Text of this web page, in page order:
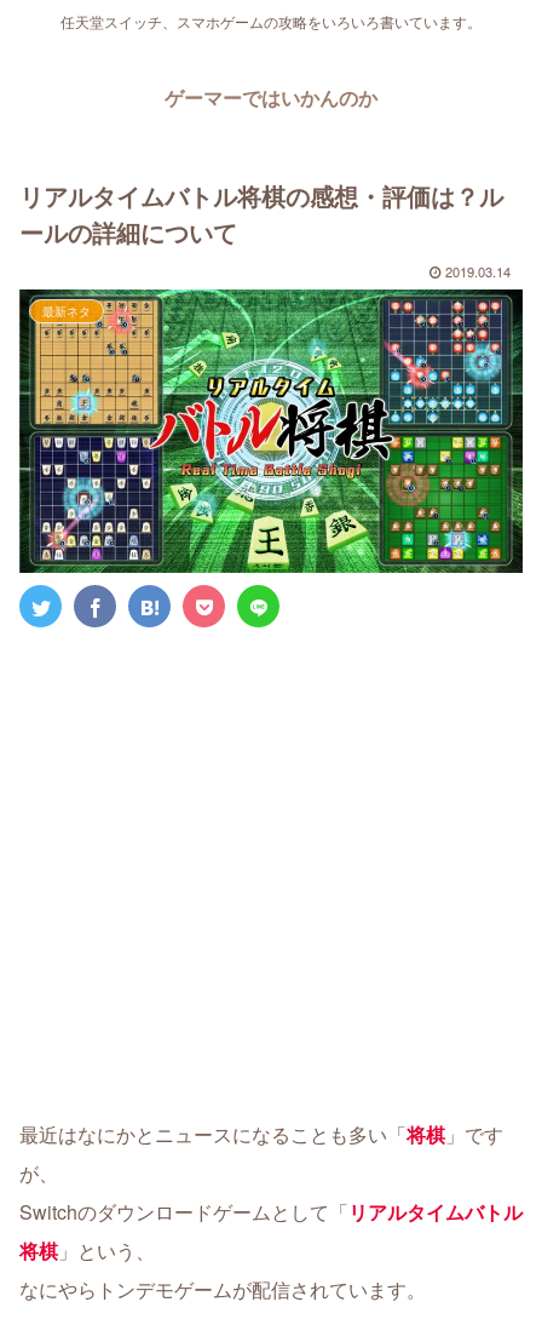
任天堂スイッチ、スマホゲームの攻略をいろいろ書いています。
ゲーマーではいかんのか
リアルタイムバトル将棋の感想・評価は？ル
ールの詳細について
2019.03.14
最新ネタ
最近はなにかとニュースになることも多い「将棋 」です
が、
Switchのダウンロードゲームとして「リアルタイムバトル
将棋 」という、
なにやらトンデモゲームが配信されています。